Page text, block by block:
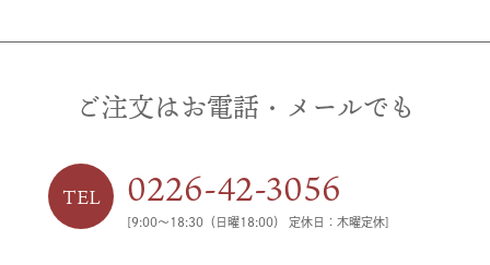
ご注文はお電話・メールでも
TEL 0226-42-3056
[9:00〜18:30（日曜18:00） 定休日：木曜定休]